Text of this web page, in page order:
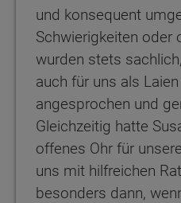
und konsequent
Schwierigkeiten oder
wurden stets
auch für uns als
angesprochen und
Gleichzeitig hatte
offenes Ohr für
uns mit hilfreichen
besonders dann,